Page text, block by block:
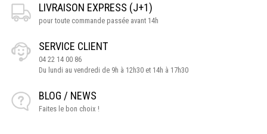
LIVRAISON EXPRESS (J+1)
pour toute commande passée avant 14h
SERVICE CLIENT
04 22 14 00 86
Du lundi au vendredi de 9h à 12h30 et 14h à 17h30
BLOG / NEWS
Faites le bon choix !